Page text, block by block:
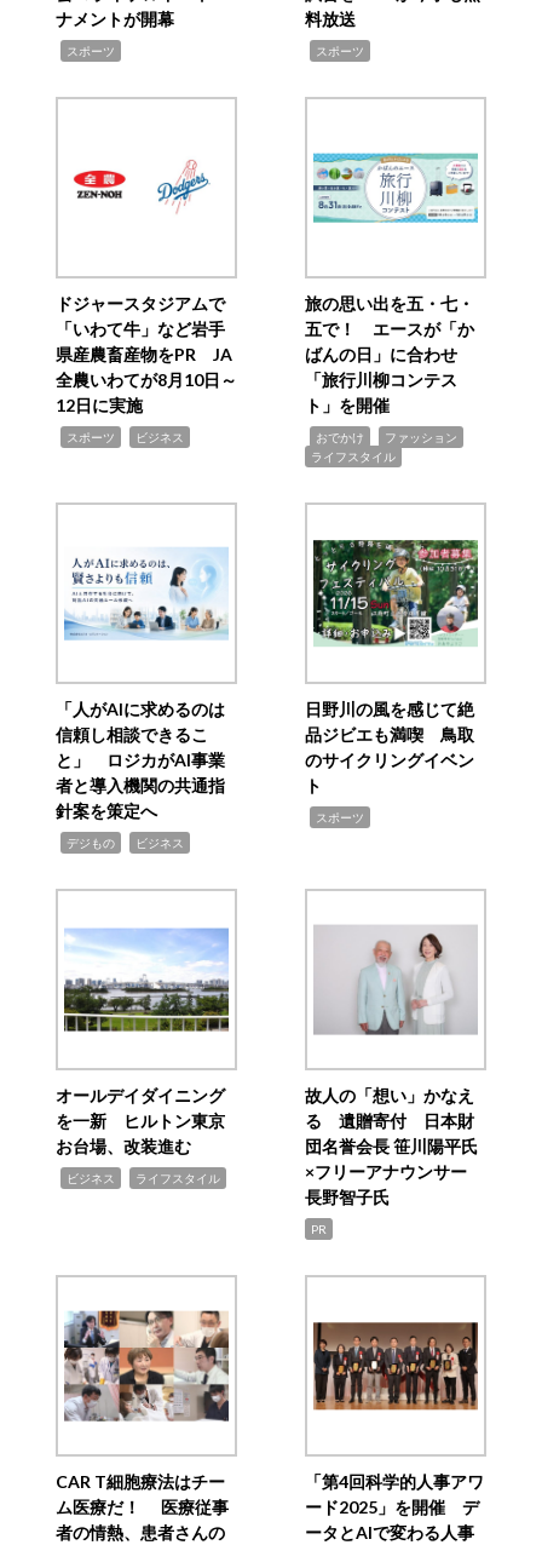
ナメントが開幕
スポーツ
料放送
スポーツ
ドジャースタジアムで
「いわて牛」など岩手
県産農畜産物をPR JA
全農いわてが8月10日～
12日に実施
スポーツ ビジネス
旅の思い出を五・七・
五で！ エースが「か
ばんの日」に合わせ
「旅行川柳コンテス
ト」を開催
おでかけ ファッション
ライフスタイル
「人がAIに求めるのは
信頼し相談できるこ
と」 ロジカがAI事業
者と導入機関の共通指
針案を策定へ
デジもの ビジネス
日野川の風を感じて絶
品ジビエも満喫 鳥取
のサイクリングイベン
ト
スポーツ
オールデイダイニング
を一新 ヒルトン東京
お台場、改装進む
ビジネス ライフスタイル
故人の「想い」かなえ
る 遺贈寄付 日本財
団名誉会長 笹川陽平氏
×フリーアナウンサー
長野智子氏
PR
CAR T細胞療法はチー
ム医療だ！ 医療従事
者の情熱、患者さんの
「第4回科学的人事アワ
ード2025」を開催 デ
ータとAIで変わる人事